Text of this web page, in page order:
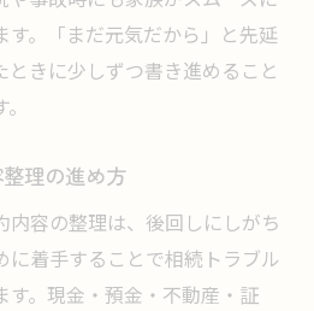
す。「まだ元気だから」と先延
ときに少しずつ書き進めること
理の進め方
容の整理は、後回しにしがち
に着手することで相続トラブル
す。現金・預金・不動産・証